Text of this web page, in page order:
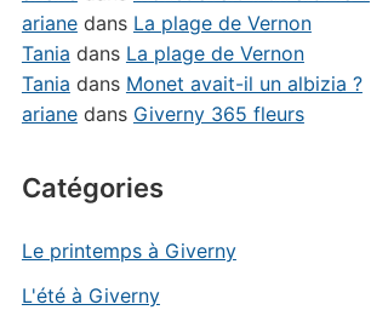
arianedans La plage de Vernon
Tania dans La plage de Vernon
Tania dans Monet avait-il un albizia ?
arianedans Giverny 365 fleurs
Catégories
Le printemps à Giverny
L'été à Giverny